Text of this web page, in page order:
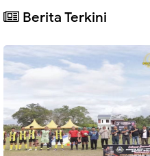
Berita Terkini